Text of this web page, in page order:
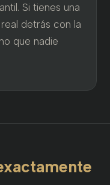
Si tienes una
detrás con la
que nadie